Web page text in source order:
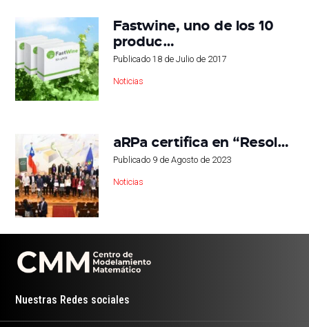
Fastwine, uno de los 10
produc…
Publicado 18 de Julio de 2017
Noticias
aRPa certifica en “Resol…
Publicado 9 de Agosto de 2023
Noticias
Nuestras Redes sociales